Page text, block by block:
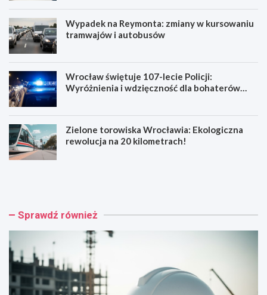
Wypadek na Reymonta: zmiany w kursowaniu
tramwajów i autobusów
Wrocław świętuje 107-lecie Policji:
Wyróżnienia i wdzięczność dla bohaterów
Zielone torowiska Wrocławia: Ekologiczna
rewolucja na 20 kilometrach!
R
a
a
b
a
r
W
e
a
R
e
y
Sprawdź również